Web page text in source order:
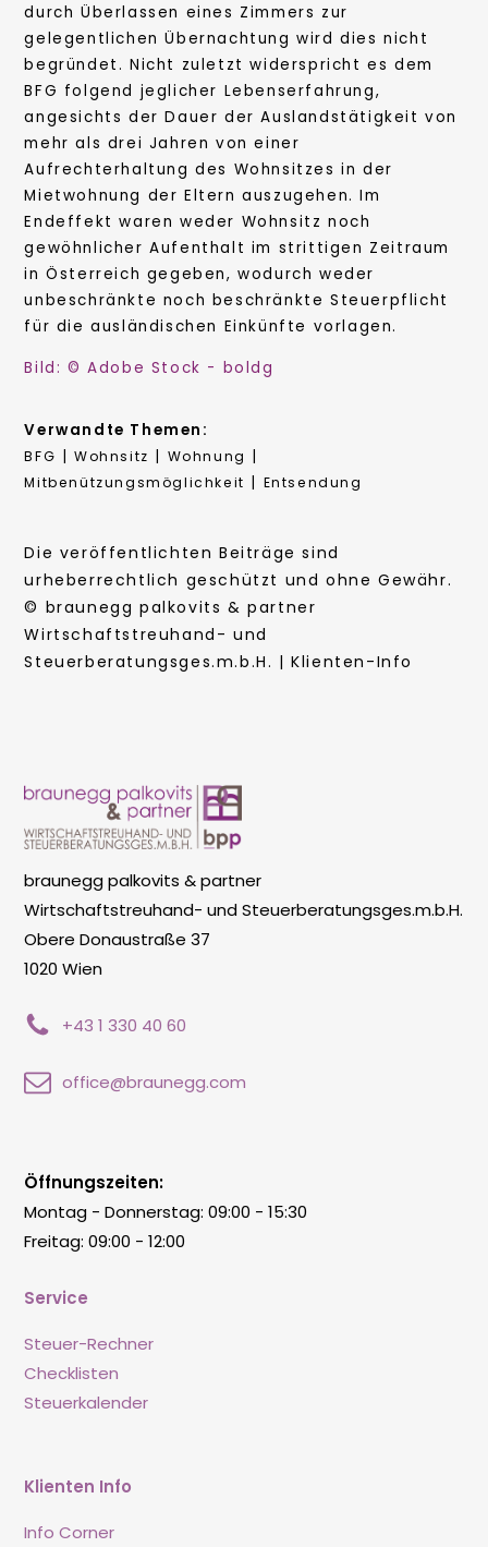
durch Überlassen eines Zimmers zur
gelegentlichen Übernachtung wird dies nicht
begründet. Nicht zuletzt widerspricht es dem
BFG folgend jeglicher Lebenserfahrung,
angesichts der Dauer der Auslandstätigkeit von
mehr als drei Jahren von einer
Aufrechterhaltung des Wohnsitzes in der
Mietwohnung der Eltern auszugehen. Im
Endeffekt waren weder Wohnsitz noch
gewöhnlicher Aufenthalt im strittigen Zeitraum
in Österreich gegeben, wodurch weder
unbeschränkte noch beschränkte Steuerpflicht
für die ausländischen Einkünfte vorlagen.
Bild: © Adobe Stock - boldg
Verwandte Themen:
BFG |Wohnsitz Wohnung
Mitbenützungsmöglichkeit Entsendung
Die veröffentlichten Beiträge sind
urheberrechtlich geschützt und ohne Gewähr.
© braunegg palkovits & partner
Wirtschaftstreuhand- und
Steuerberatungsges.m.b.H. | Klienten-Info
braunegg palkovits & partner
Wirtschaftstreuhand- und Steuerberatungsges.m.b.H.
Obere Donaustraße 37
1020 Wien
+43 1 330 40 60
office@braunegg.com
Service
Steuer-Rechner
Checklisten
Steuerkalender
Klienten Info
Info Corner
Öffnungszeiten:
Montag - Donnerstag: 09:00 - 15:30
Freitag: 09:00 - 12:00